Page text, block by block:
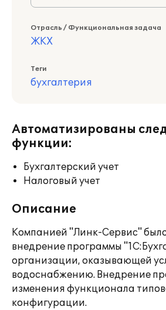
Отрасль / Функциональная задача
ЖКХ
Теги
бухгалтерия
Автоматизированы
функции:
Бухгалтерский учет
Налоговый учет
Описание
Компанией "Линк-Сервис"
внедрение программы
организации, оказывающей
водоснабжению. Внедрение
изменения функционала
конфигурации.